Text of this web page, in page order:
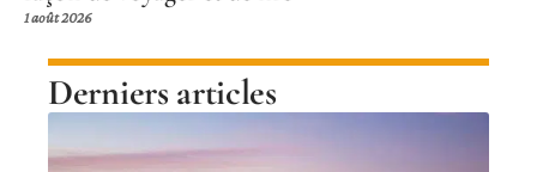
1 août 2026
Derniers articles